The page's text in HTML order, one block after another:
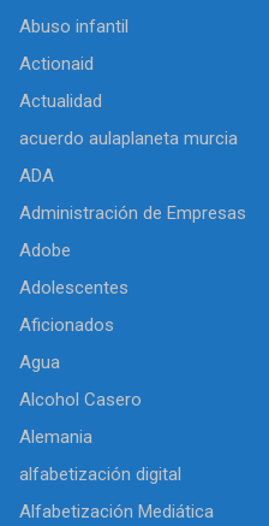
Abuso infantil
Actionaid
Actualidad
acuerdo aulaplaneta murcia
ADA
Administración de Empresas
Adobe
Adolescentes
Aficionados
Agua
Alcohol Casero
Alemania
alfabetización digital
Alfabetización Mediática